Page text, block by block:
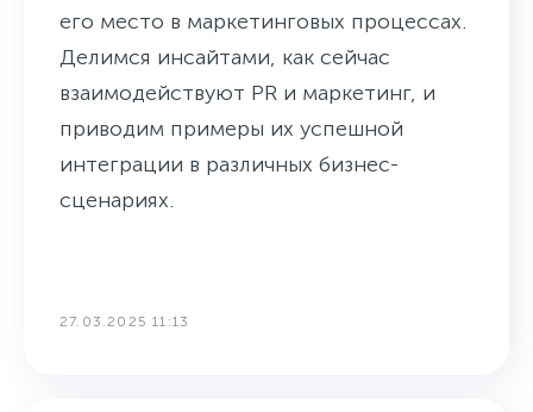
его место в маркетинговых процессах.
Делимся инсайтами, как сейчас
взаимодействуют PR и маркетинг, и
приводим примеры их успешной
интеграции в различных бизнес-
сценариях.
27.03.2025 11:13